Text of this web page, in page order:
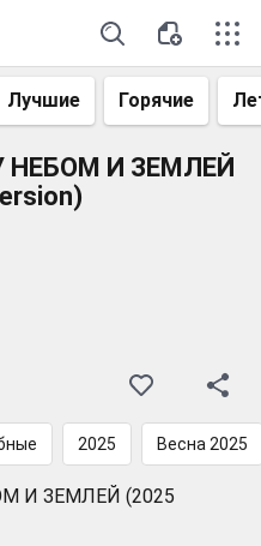
Лучшие Горячие
НЕБОМ И ЗЕМЛЕЙ
2025 Весна 2025
И ЗЕМЛЕЙ (2025